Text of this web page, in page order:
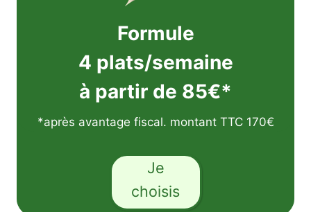
Formule
4 plats/semaine
à partir de 85€*
*après avantage fiscal. montant TTC 170€
Je
choisis